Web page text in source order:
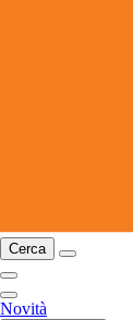
Cerca
Novità